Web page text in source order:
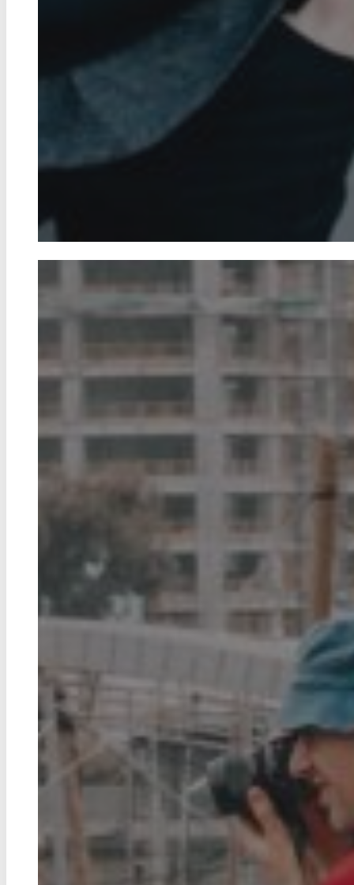
Fakten statt Vorurteile
Israelnetz steht für umfassende und faire
Israel und Nahost-Themen. Wir liefern
Nachrichten und tiefgehende
einem differenzierten Verständnis